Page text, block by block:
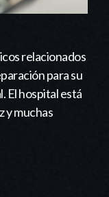
relacionados
para su
El hospital está
y muchas